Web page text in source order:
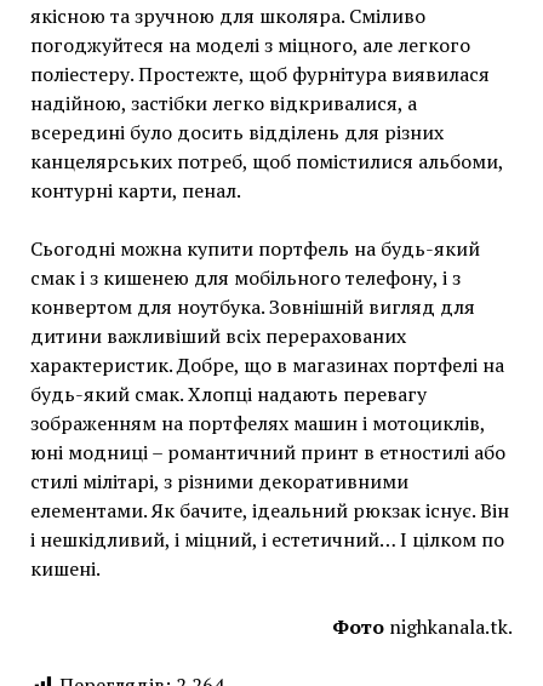
якісною та зручною для школяра. Сміливо
погоджуйтеся на моделі з міцного, але легкого
поліестеру. Простежте, щоб фурнітура виявилася
надійною, застібки легко відкривалися, а
всередині було досить відділень для різних
канцелярських потреб, щоб помістилися альбоми,
контурні карти, пенал.
Сьогодні можна купити портфель на будь-який
смак і з кишенею для мобільного телефону, і з
конвертом для ноутбука. Зовнішній вигляд для
дитини важливіший всіх перерахованих
характеристик. Добре, що в магазинах портфелі на
будь-який смак. Хлопці надають перевагу
зображенням на портфелях машин і мотоциклів,
юні модниці – романтичний принт в етностилі або
стилі мілітарі, з різними декоративними
елементами. Як бачите, ідеальний рюкзак існує. Він
і нешкідливий, і міцний, і естетичний… І цілком по
кишені.
Фото nighkanala.tk.